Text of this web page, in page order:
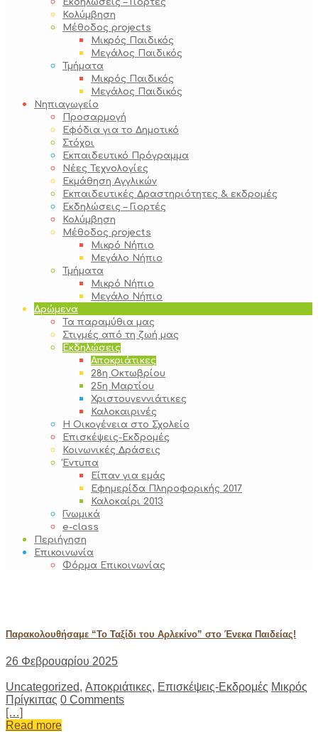
Εκδηλώσεις – Γιορτές
Κολύμβηση
Μέθοδος projects
Μικρός Παιδικός
Μεγάλος Παιδικός
Τμήματα
Μικρός Παιδικός
Μεγάλος Παιδικός
Νηπιαγωγείο
Προσαρμογή
Εφόδια για το Δημοτικό
Στόχοι
Εκπαιδευτικό Πρόγραμμα
Νέες Τεχνολογίες
Εκμάθηση Αγγλικών
Εκπαιδευτικές Δραστηριότητες & εκδρομές
Εκδηλώσεις – Γιορτές
Κολύμβηση
Μέθοδος projects
Μικρό Νήπιο
Μεγάλο Νήπιο
Τμήματα
Μικρό Νήπιο
Μεγάλο Νήπιο
Δρώμενα
Τα παραμύθια μας
Στιγμές από τη ζωή μας
Εκδηλώσεις
Αποκριάτικες
28η Οκτωβρίου
25η Μαρτίου
Χριστουγεννιάτικες
Καλοκαιρινές
Η Οικογένεια στο Σχολείο
Επισκέψεις-Εκδρομές
Κοινωνικές Δράσεις
Έντυπα
Είπαν για εμάς
Εφημερίδα Πληροφορικής 2017
Καλοκαίρι 2013
Γνωμικά
e-class
Περιήγηση
Επικοινωνία
Φόρμα Επικοινωνίας
Παρακολουθήσαμε “Το Ταξίδι του Αρλεκίνο” στο Ένεκα Παιδείας!
26 Φεβρουαρίου 2025
Uncategorized, Αποκριάτικες, Επισκέψεις-Εκδρομές Μικρός
Πρίγκιπας 0 Comments
[…]
Read more